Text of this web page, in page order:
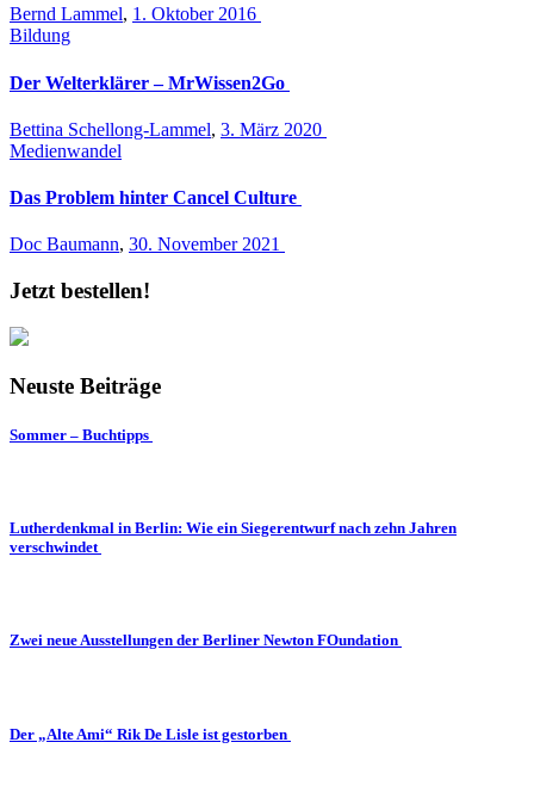
Bernd Lammel, 1. Oktober 2016
Bildung
Der Welterklärer – MrWissen2Go
Bettina Schellong-Lammel, 3. März 2020
Medienwandel
Das Problem hinter Cancel Culture
Doc Baumann, 30. November 2021
Jetzt bestellen!
Neuste Beiträge
Sommer – Buchtipps
Lutherdenkmal in Berlin: Wie ein Siegerentwurf nach zehn Jahren
verschwindet
Zwei neue Ausstellungen der Berliner Newton FOundation
Der „Alte Ami“ Rik De Lisle ist gestorben